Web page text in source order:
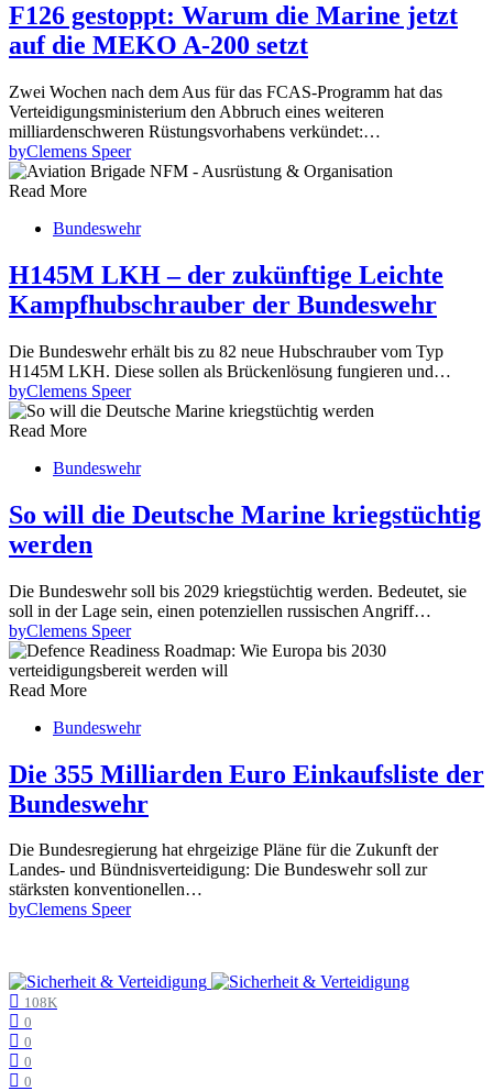
F126 gestoppt: Warum die Marine jetzt
auf die MEKO A-200 setzt
Zwei Wochen nach dem Aus für das FCAS-Programm hat das
Verteidigungsministerium den Abbruch eines weiteren
milliardenschweren Rüstungsvorhabens verkündet:…
byClemens Speer
Read More
Bundeswehr
H145M LKH – der zukünftige Leichte
Kampfhubschrauber der Bundeswehr
Die Bundeswehr erhält bis zu 82 neue Hubschrauber vom Typ
H145M LKH. Diese sollen als Brückenlösung fungieren und…
byClemens Speer
Read More
Bundeswehr
So will die Deutsche Marine kriegstüchtig
werden
Die Bundeswehr soll bis 2029 kriegstüchtig werden. Bedeutet, sie
soll in der Lage sein, einen potenziellen russischen Angriff…
byClemens Speer
Read More
Bundeswehr
Die 355 Milliarden Euro Einkaufsliste der
Bundeswehr
Die Bundesregierung hat ehrgeizige Pläne für die Zukunft der
Landes- und Bündnisverteidigung: Die Bundeswehr soll zur
stärksten konventionellen…
byClemens Speer
108K
0
0
0
0